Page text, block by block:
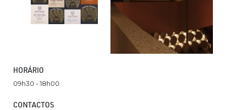
HORÁRIO
09h30 - 18h00
CONTACTOS